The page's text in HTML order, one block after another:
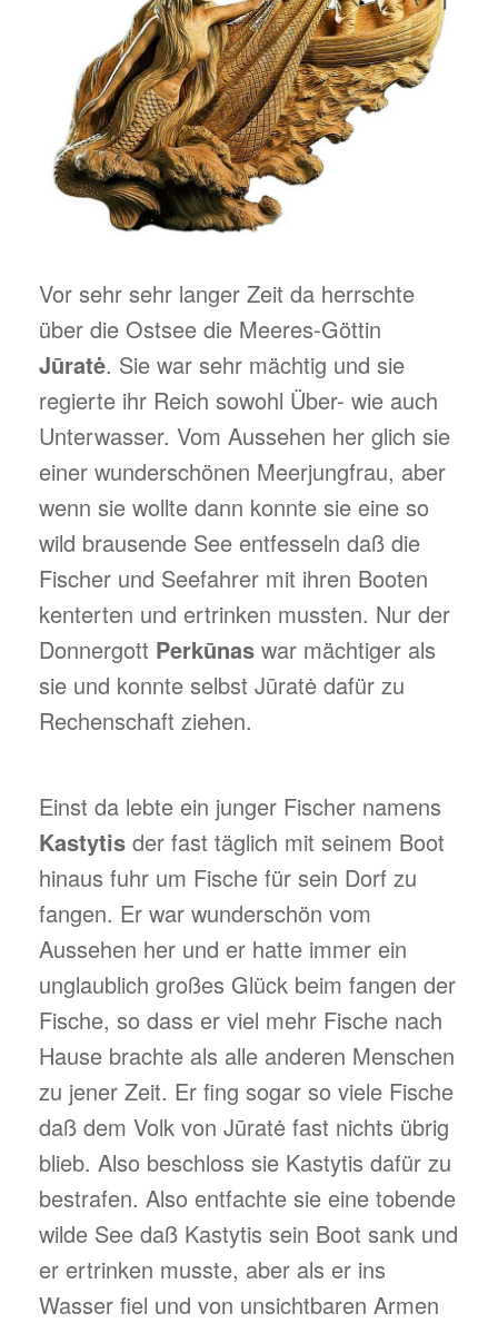
Vor sehr sehr langer Zeit da herrschte
über die Ostsee die Meeres-Göttin
Jūratė. Sie war sehr mächtig und sie
regierte ihr Reich sowohl Über- wie auch
Unterwasser. Vom Aussehen her glich sie
einer wunderschönen Meerjungfrau, aber
wenn sie wollte dann konnte sie eine so
wild brausende See entfesseln daß die
Fischer und Seefahrer mit ihren Booten
kenterten und ertrinken mussten. Nur der
Donnergott Perkūnas war mächtiger als
sie und konnte selbst Jūratė dafür zu
Rechenschaft ziehen.
Einst da lebte ein junger Fischer namens
Kastytis der fast täglich mit seinem Boot
hinaus fuhr um Fische für sein Dorf zu
fangen. Er war wunderschön vom
Aussehen her und er hatte immer ein
unglaublich großes Glück beim fangen der
Fische, so dass er viel mehr Fische nach
Hause brachte als alle anderen Menschen
zu jener Zeit. Er fing sogar so viele Fische
daß dem Volk von Jūratė fast nichts übrig
blieb. Also beschloss sie Kastytis dafür zu
bestrafen. Also entfachte sie eine tobende
wilde See daß Kastytis sein Boot sank und
er ertrinken musste, aber als er ins
Wasser fiel und von unsichtbaren Armen